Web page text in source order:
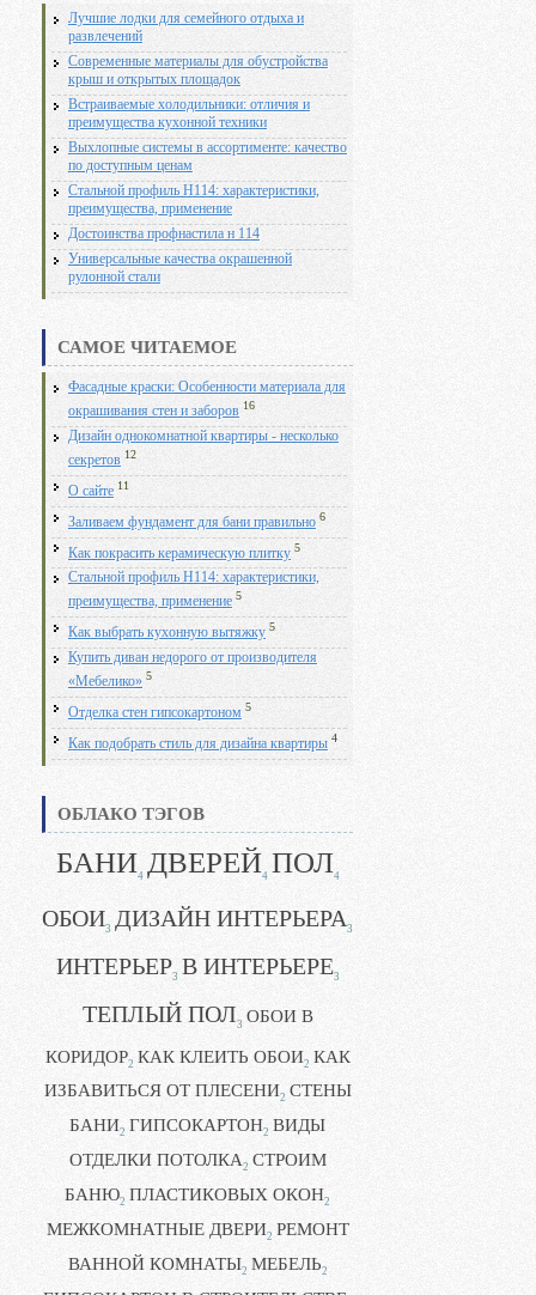
Лучшие лодки для семейного отдыха и
развлечений
Современные материалы для обустройства
крыш и открытых площадок
Встраиваемые холодильники: отличия и
преимущества кухонной техники
Выхлопные системы в ассортименте: качество
по доступным ценам
Стальной профиль Н114: характеристики,
преимущества, применение
Достоинства профнастила н 114
Универсальные качества окрашенной
рулонной стали
САМОЕ ЧИТАЕМОЕ
Фасадные краски: Особенности материала для
окрашивания стен и заборов 16
Дизайн однокомнатной квартиры - несколько
секретов 12
О сайте 11
Заливаем фундамент для бани правильно 6
Как покрасить керамическую плитку 5
Стальной профиль Н114: характеристики,
преимущества, применение 5
Как выбрать кухонную вытяжку 5
Купить диван недорого от производителя
«Мебелико» 5
Отделка стен гипсокартоном 5
Как подобрать стиль для дизайна квартиры 4
ОБЛАКО ТЭГОВ
БАНИ4 ДВЕРЕЙ4 ПОЛ4
ОБОИ3 ДИЗАЙН ИНТЕРЬЕРА3
ИНТЕРЬЕР3 В ИНТЕРЬЕРЕ3
ТЕПЛЫЙ ПОЛ3 ОБОИ В
КОРИДОР2 КАК КЛЕИТЬ ОБОИ2 КАК
ИЗБАВИТЬСЯ ОТ ПЛЕСЕНИ2 СТЕНЫ
БАНИ2 ГИПСОКАРТОН2 ВИДЫ
ОТДЕЛКИ ПОТОЛКА2 СТРОИМ
БАНЮ2 ПЛАСТИКОВЫХ ОКОН2
МЕЖКОМНАТНЫЕ ДВЕРИ2 РЕМОНТ
ВАННОЙ КОМНАТЫ2 МЕБЕЛЬ2